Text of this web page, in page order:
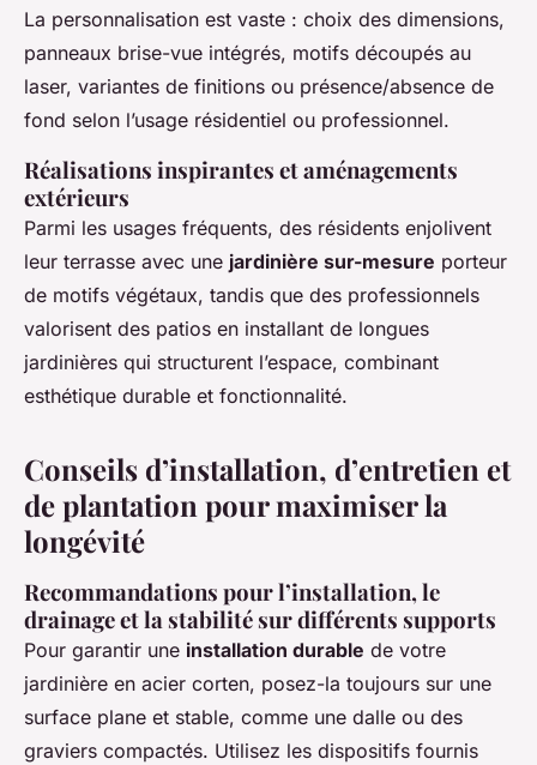
La personnalisation est vaste : choix des dimensions,
panneaux brise-vue intégrés, motifs découpés au
laser, variantes de finitions ou présence/absence de
fond selon l’usage résidentiel ou professionnel.
Réalisations inspirantes et aménagements
extérieurs
Parmi les usages fréquents, des résidents enjolivent
leur terrasse avec une jardinière sur-mesure porteur
de motifs végétaux, tandis que des professionnels
valorisent des patios en installant de longues
jardinières qui structurent l’espace, combinant
esthétique durable et fonctionnalité.
Conseils d’installation, d’entretien et
de plantation pour maximiser la
longévité
Recommandations pour l’installation, le
drainage et la stabilité sur différents supports
Pour garantir une installation durable de votre
jardinière en acier corten, posez-la toujours sur une
surface plane et stable, comme une dalle ou des
graviers compactés. Utilisez les dispositifs fournis